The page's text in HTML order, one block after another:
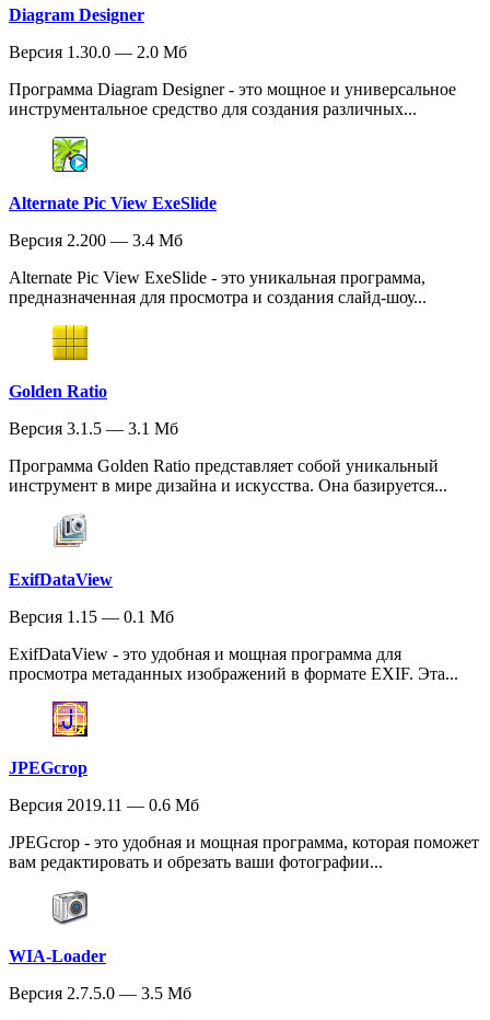
Diagram Designer
Версия 1.30.0 — 2.0 Мб
Программа Diagram Designer - это мощное и универсальное
инструментальное средство для создания различных...
Alternate Pic View ExeSlide
Версия 2.200 — 3.4 Мб
Alternate Pic View ExeSlide - это уникальная программа,
предназначенная для просмотра и создания слайд-шоу...
Golden Ratio
Версия 3.1.5 — 3.1 Мб
Программа Golden Ratio представляет собой уникальный
инструмент в мире дизайна и искусства. Она базируется...
ExifDataView
Версия 1.15 — 0.1 Мб
ExifDataView - это удобная и мощная программа для
просмотра метаданных изображений в формате EXIF. Эта...
JPEGcrop
Версия 2019.11 — 0.6 Мб
JPEGcrop - это удобная и мощная программа, которая поможет
вам редактировать и обрезать ваши фотографии...
WIA-Loader
Версия 2.7.5.0 — 3.5 Мб